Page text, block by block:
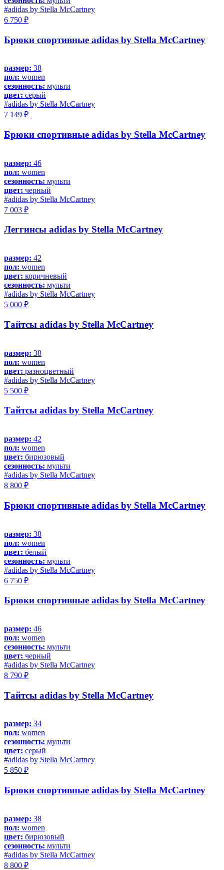
#adidas by Stella McCartney
6 750 ₽
Брюки спортивные adidas by Stella McCartney
размер: 38
пол: women
сезонность: мульти
цвет: серый
#adidas by Stella McCartney
7 149 ₽
Брюки спортивные adidas by Stella McCartney
размер: 46
пол: women
сезонность: мульти
цвет: черный
#adidas by Stella McCartney
7 003 ₽
Леггинсы adidas by Stella McCartney
размер: 42
пол: women
цвет: коричневый
сезонность: мульти
#adidas by Stella McCartney
5 000 ₽
Тайтсы adidas by Stella McCartney
размер: 38
пол: women
цвет: разноцветный
#adidas by Stella McCartney
5 500 ₽
Тайтсы adidas by Stella McCartney
размер: 42
пол: women
цвет: бирюзовый
сезонность: мульти
#adidas by Stella McCartney
8 800 ₽
Брюки спортивные adidas by Stella McCartney
размер: 38
пол: women
цвет: белый
сезонность: мульти
#adidas by Stella McCartney
6 750 ₽
Брюки спортивные adidas by Stella McCartney
размер: 46
пол: women
сезонность: мульти
цвет: черный
#adidas by Stella McCartney
8 790 ₽
Тайтсы adidas by Stella McCartney
размер: 34
пол: women
сезонность: мульти
цвет: серый
#adidas by Stella McCartney
5 850 ₽
Брюки спортивные adidas by Stella McCartney
размер: 38
пол: women
цвет: бирюзовый
сезонность: мульти
#adidas by Stella McCartney
8 800 ₽